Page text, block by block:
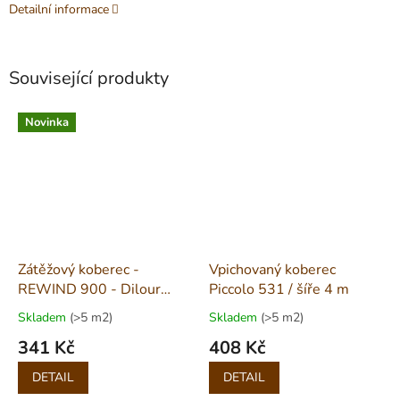
Detailní informace
Související produkty
Novinka
Zátěžový koberec -
REWIND 900 - Dilour
2241 / šíře 4 m
Skladem (>5 m2)
341 Kč
Měrná
cena:
DETAIL
Vpichovaný koberec
Piccolo 531 / šíře 4 m
Skladem (>5 m2)
408 Kč
Měrná
cena:
DETAIL